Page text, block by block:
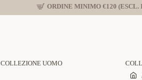
ORDINE MINIMO €120 (ESCL.
COLLEZIONE UOMO